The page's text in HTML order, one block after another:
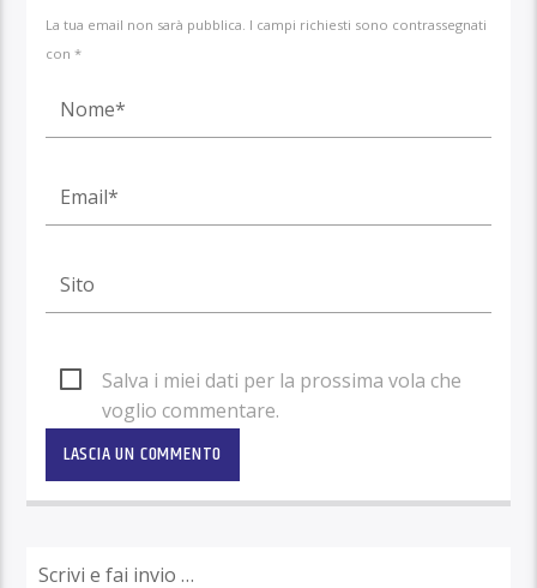
La tua email non sarà pubblica. I campi richiesti sono contrassegnati
con *
Salva i miei dati per la prossima vola che
voglio commentare.